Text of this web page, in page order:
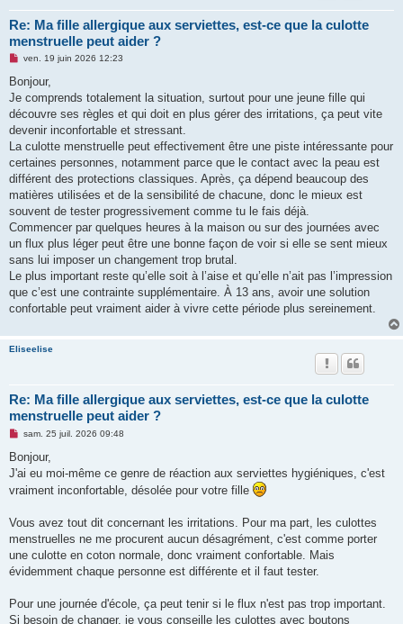
Re: Ma fille allergique aux serviettes, est-ce que la culotte
menstruelle peut aider ?
M
s
a
g
n
o
l
u
ven. 19 juin 2026 12:23
Bonjour,
Je comprends totalement la situation, surtout pour une jeune fille qui
découvre ses règles et qui doit en plus gérer des irritations, ça peut vite
devenir inconfortable et stressant.
La culotte menstruelle peut effectivement être une piste intéressante pour
certaines personnes, notamment parce que le contact avec la peau est
différent des protections classiques. Après, ça dépend beaucoup des
matières utilisées et de la sensibilité de chacune, donc le mieux est
souvent de tester progressivement comme tu le fais déjà.
Commencer par quelques heures à la maison ou sur des journées avec
un flux plus léger peut être une bonne façon de voir si elle se sent mieux
sans lui imposer un changement trop brutal.
Le plus important reste qu’elle soit à l’aise et qu’elle n’ait pas l’impression
que c’est une contrainte supplémentaire. À 13 ans, avoir une solution
confortable peut vraiment aider à vivre cette période plus sereinement.
Eliseelise
Re: Ma fille allergique aux serviettes, est-ce que la culotte
menstruelle peut aider ?
M
s
a
g
e
o
n
l
u
sam. 25 juil. 2026 09:48
Bonjour,
J'ai eu moi-même ce genre de réaction aux serviettes hygiéniques, c'est
vraiment inconfortable, désolée pour votre fille
Vous avez tout dit concernant les irritations. Pour ma part, les culottes
menstruelles ne me procurent aucun désagrément, c'est comme porter
une culotte en coton normale, donc vraiment confortable. Mais
évidemment chaque personne est différente et il faut tester.
Pour une journée d'école, ça peut tenir si le flux n'est pas trop important.
Si besoin de changer, je vous conseille les culottes avec boutons